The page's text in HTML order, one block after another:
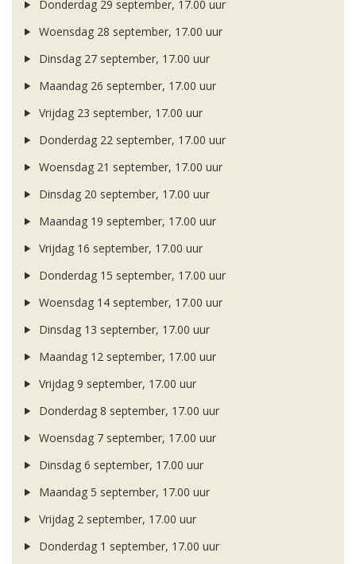
Donderdag 29 september, 17.00 uur
Woensdag 28 september, 17.00 uur
Dinsdag 27 september, 17.00 uur
Maandag 26 september, 17.00 uur
Vrijdag 23 september, 17.00 uur
Donderdag 22 september, 17.00 uur
Woensdag 21 september, 17.00 uur
Dinsdag 20 september, 17.00 uur
Maandag 19 september, 17.00 uur
Vrijdag 16 september, 17.00 uur
Donderdag 15 september, 17.00 uur
Woensdag 14 september, 17.00 uur
Dinsdag 13 september, 17.00 uur
Maandag 12 september, 17.00 uur
Vrijdag 9 september, 17.00 uur
Donderdag 8 september, 17.00 uur
Woensdag 7 september, 17.00 uur
Dinsdag 6 september, 17.00 uur
Maandag 5 september, 17.00 uur
Vrijdag 2 september, 17.00 uur
Donderdag 1 september, 17.00 uur